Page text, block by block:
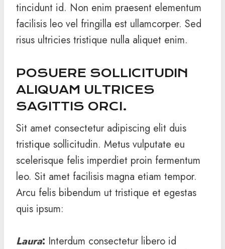
tincidunt id. Non enim praesent elementum
facilisis leo vel fringilla est ullamcorper. Sed
risus ultricies tristique nulla aliquet enim.
POSUERE SOLLICITUDIN
ALIQUAM ULTRICES
SAGITTIS ORCI.
Sit amet consectetur adipiscing elit duis
tristique sollicitudin. Metus vulputate eu
scelerisque felis imperdiet proin fermentum
leo. Sit amet facilisis magna etiam tempor.
Arcu felis bibendum ut tristique et egestas
quis ipsum:
Laura: Interdum consectetur libero id